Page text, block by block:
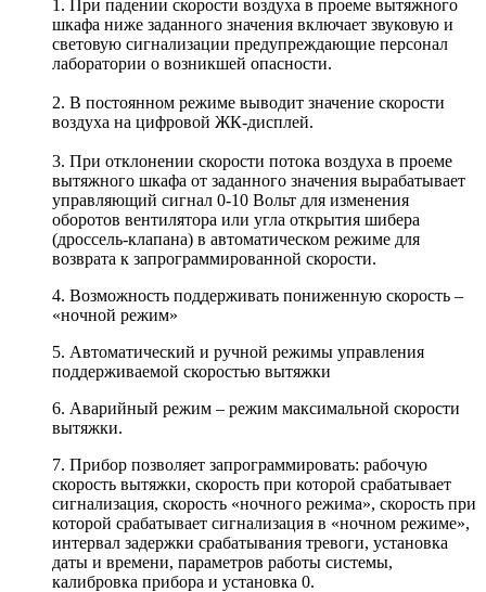
1. При падении скорости воздуха в проеме вытяжного
шкафа ниже заданного значения включает звуковую и
световую сигнализации предупреждающие персонал
лаборатории о возникшей опасности.
2. В постоянном режиме выводит значение скорости
воздуха на цифровой ЖК-дисплей.
3. При отклонении скорости потока воздуха в проеме
вытяжного шкафа от заданного значения вырабатывает
управляющий сигнал 0-10 Вольт для изменения
оборотов вентилятора или угла открытия шибера
(дроссель-клапана) в автоматическом режиме для
возврата к запрограммированной скорости.
4. Возможность поддерживать пониженную скорость –
«ночной режим»
5. Автоматический и ручной режимы управления
поддерживаемой скоростью вытяжки
6. Аварийный режим – режим максимальной скорости
вытяжки.
7. Прибор позволяет запрограммировать: рабочую
скорость вытяжки, скорость при которой срабатывает
сигнализация, скорость «ночного режима», скорость при
которой срабатывает сигнализация в «ночном режиме»,
интервал задержки срабатывания тревоги, установка
даты и времени, параметров работы системы,
калибровка прибора и установка 0.